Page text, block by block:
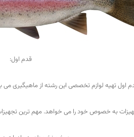
قدم اول:
اول تهیه لوازم تخصصی این رشته از ماهیگیری
به خصوص خود را می خواهد. مهم ترین